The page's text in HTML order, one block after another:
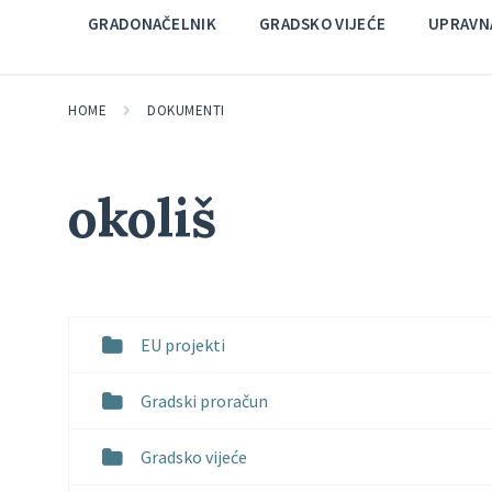
GRADONAČELNIK GRADSKO VIJEĆE
HOME DOKUMENTI
okoliš
EU projekti
Gradski proračun
Gradsko vijeće